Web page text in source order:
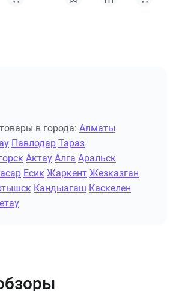
в города: Алматы
Павлодар Тараз
Актау Алга Аральск
Есик Жаркент Жезказган
Кандыагаш Каскелен